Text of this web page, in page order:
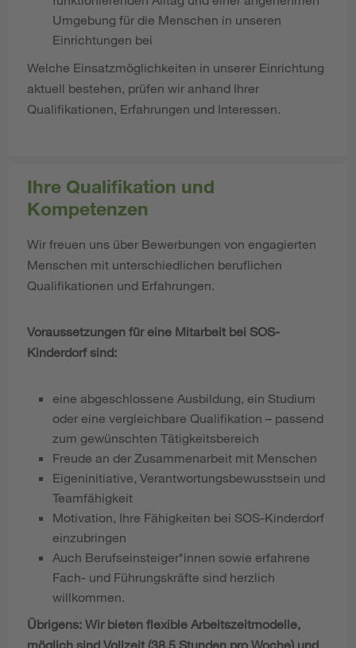
Umgebung für die Menschen in unseren
Einrichtungen bei
Welche Einsatzmöglichkeiten in unserer Einrichtung
aktuell bestehen, prüfen wir anhand Ihrer
Qualifikationen, Erfahrungen und Interessen.
Ihre Qualifikation und
Kompetenzen
Wir freuen uns über Bewerbungen von engagierten
Menschen mit unterschiedlichen beruflichen
Qualifikationen und Erfahrungen.
Voraussetzungen für eine Mitarbeit bei SOS-
Kinderdorf sind:
eine abgeschlossene Ausbildung, ein Studium
oder eine vergleichbare Qualifikation – passend
zum gewünschten Tätigkeitsbereich
Freude an der Zusammenarbeit mit Menschen
Eigeninitiative, Verantwortungsbewusstsein und
Teamfähigkeit
Motivation, Ihre Fähigkeiten bei SOS-Kinderdorf
einzubringen
Auch Berufseinsteiger*innen sowie erfahrene
Fach- und Führungskräfte sind herzlich
willkommen.
Übrigens: Wir bieten flexible Arbeitszeitmodelle,
möglich sind Vollzeit (38,5 Stunden pro Woche) und